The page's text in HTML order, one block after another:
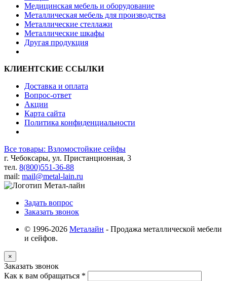
Медицинская мебель и оборудование
Металлическая мебель для производства
Металлические стеллажи
Металлические шкафы
Другая продукция
КЛИЕНТСКИЕ ССЫЛКИ
Доставка и оплата
Вопрос-ответ
Акции
Карта сайта
Политика конфиденциальности
Все товары: Взломостойкие сейфы
г. Чебоксары, ул. Пристанционная, 3
тел. 8(800)551-36-88
mail: mail@metal-lain.ru
Задать вопрос
Заказать звонок
© 1996-2026 Металайн - Продажа металлической мебели
и сейфов.
×
Заказать звонок
Как к вам обращаться *